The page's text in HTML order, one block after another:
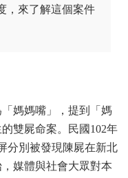
，來了解這個案件
媽媽嘴」，提到「媽
雙屍命案。民國102年
分別被發現陳屍在新北
媒體與社會大眾對本